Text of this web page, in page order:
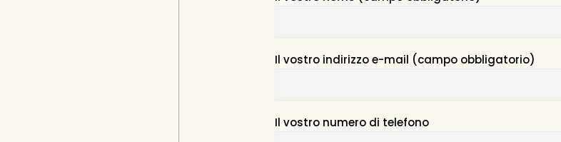
Il vostro indirizzo e-mail (campo obbligatorio)
Il vostro numero di telefono